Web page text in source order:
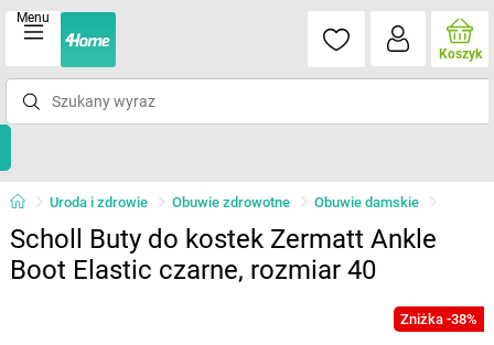
Menu
Koszyk
Uroda i zdrowie Obuwie zdrowotne Obuwie damskie
Scholl Buty do kostek Zermatt Ankle
Boot Elastic czarne, rozmiar 40
Zniżka -38%